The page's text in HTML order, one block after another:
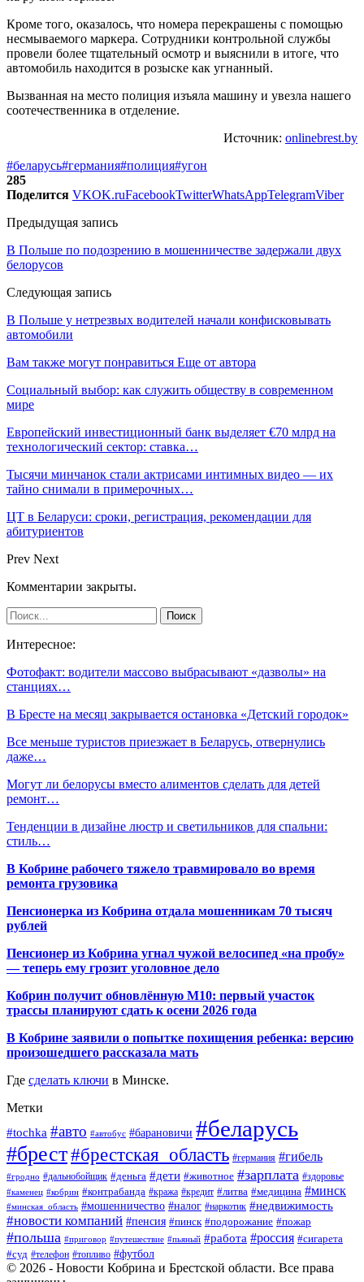
Кроме того, оказалось, что номера перекрашены с помощью
несмываемого маркера. Сотрудники контрольной службы
провели более тщательный осмотр и выяснили в итоге, что
автомобиль находится в розыске как угнанный.
Вызванная на место полиция изъяла машину и увезла нашего
соотечественника в отделение.
Источник: onlinebrest.by
#беларусь#германия#полиция#угон
285
Поделится VKOK.ruFacebookTwitterWhatsAppTelegramViber
Предыдущая запись
В Польше по подозрению в мошенничестве задержали двух
белорусов
Следующая запись
В Польше у нетрезвых водителей начали конфисковывать
автомобили
Вам также могут понравиться Еще от автора
Социальный выбор: как служить обществу в современном
мире
Европейский инвестиционный банк выделяет €70 млрд на
технологический сектор: ставка…
Тысячи минчанок стали актрисами интимных видео — их
тайно снимали в примерочных…
ЦТ в Беларуси: сроки, регистрация, рекомендации для
абитуриентов
Prev Next
Комментарии закрыты.
Интересное:
Фотофакт: водители массово выбрасывают «дазволы» на
станциях…
В Бресте на месяц закрывается остановка «Детский городок»
Все меньше туристов приезжает в Беларусь, отвернулись
даже…
Могут ли белорусы вместо алиментов сделать для детей
ремонт…
Тенденции в дизайне люстр и светильников для спальни:
стиль…
В Кобрине рабочего тяжело травмировало во время
ремонта грузовика
Пенсионерка из Кобрина отдала мошенникам 70 тысяч
рублей
Пенсионер из Кобрина угнал чужой велосипед «на пробу»
— теперь ему грозит уголовное дело
Кобрин получит обновлённую М10: первый участок
трассы планируют сдать к осени 2026 года
В Кобрине заявили о попытке похищения ребенка: версию
произошедшего рассказала мать
Где сделать ключи в Минске.
Метки
#tochka #авто #автобус #барановичи #беларусь
#брест#брестская_область #германия #гибель
#гродно #дальнобойщик #деньга #дети #животное #зарплата #здоровье
#каменец #кобрин #контрабанда #кража #кредит #литва #медицина #минск
#минская_область #мошенничество #налог #наркотик #недвижимость
#новости компаний #пенсия #пинск #подорожание #пожар
#польша #приговор #путешествие #пьяный #работа #россия #сигарета
#суд #телефон #топливо #футбол
© 2026 - Новости Кобрина и Брестской области. Все права